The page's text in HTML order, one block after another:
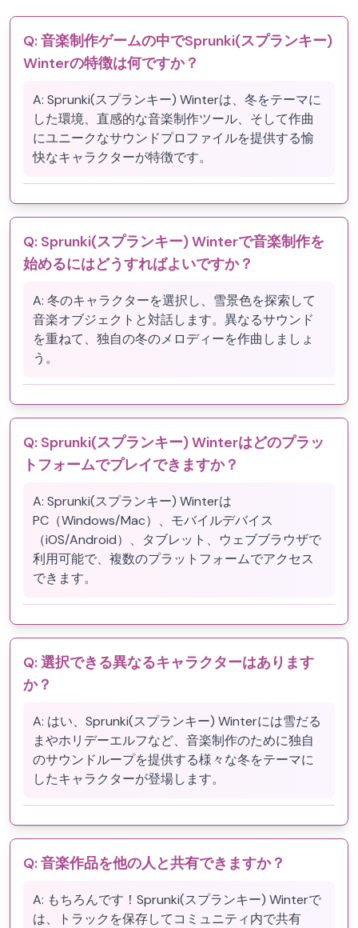
Q:音楽制作ゲームの中でSprunki(スプランキー)
Winterの特徴は何ですか？
A: Sprunki(スプランキー) Winterは、冬をテーマに
した環境、直感的な音楽制作ツール、そして作曲
にユニークなサウンドプロファイルを提供する愉
快なキャラクターが特徴です。
Q: Sprunki(スプランキー) Winterで音楽制作を
始めるにはどうすればよいですか？
A: 冬のキャラクターを選択し、雪景色を探索して
音楽オブジェクトと対話します。異なるサウンド
を重ねて、独自の冬のメロディーを作曲しましょ
う。
Q: Sprunki(スプランキー) Winterはどのプラッ
トフォームでプレイできますか？
A: Sprunki(スプランキー) Winterは
PC（Windows/Mac）、モバイルデバイス
（iOS/Android）、タブレット、ウェブブラウザで
利用可能で、複数のプラットフォームでアクセス
できます。
Q:選択できる異なるキャラクターはあります
か？
A: はい、Sprunki(スプランキー) Winterには雪だる
まやホリデーエルフなど、音楽制作のために独自
のサウンドループを提供する様々な冬をテーマに
したキャラクターが登場します。
Q:音楽作品を他の人と共有できますか？
A: もちろんです！Sprunki(スプランキー) Winterで
は、トラックを保存してコミュニティ内で共有